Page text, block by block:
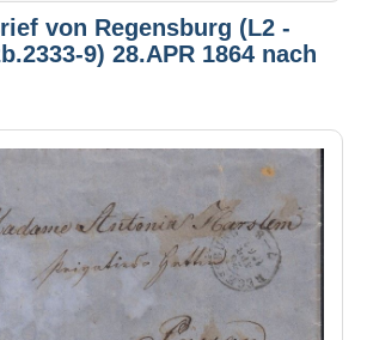
von Regensburg (L2 -
9) 28.APR 1864 nach